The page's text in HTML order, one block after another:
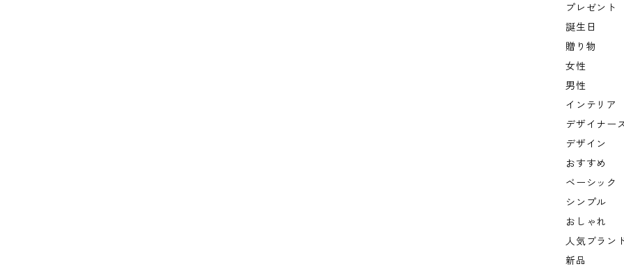
プレゼント
誕生日
贈り物
女性
男性
インテリア
デザイナー
デザイン
おすすめ
ベーシック
シンプル
おしゃれ
人気ブラン
新品